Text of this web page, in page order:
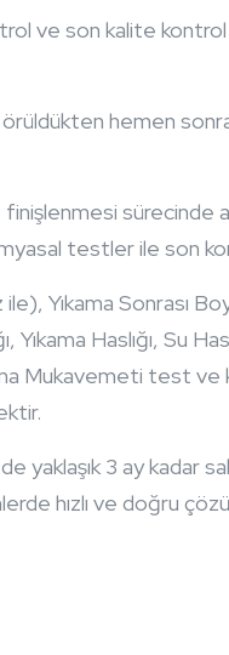
ve son kalite kontrol
hemen
sürecinde
testler ile son
Yıkama Sonrası
Haslığı, Su
Mukavemeti test ve
yaklaşık 3 ay kadar
hızlı ve doğru